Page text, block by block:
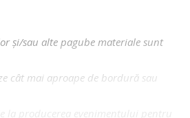
și/sau alte pagube materiale sunt
cât mai aproape de bordură sau